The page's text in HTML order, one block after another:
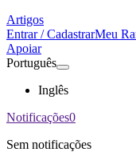
Artigos
Entrar / CadastrarMeu
Apoiar
Português
Inglês
Notificações0
Sem notificações